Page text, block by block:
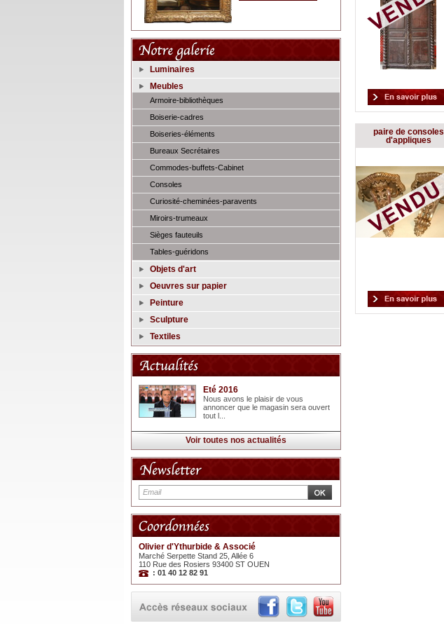
Luminaires
Meubles
Armoire-bibliothèques
Boiserie-cadres
Boiseries-éléments
Bureaux Secrétaires
Commodes-buffets-Cabinet
Consoles
Curiosité-cheminées-paravents
Miroirs-trumeaux
Sièges fauteuils
Tables-guéridons
Objets d'art
Oeuvres sur papier
Peinture
Sculpture
Textiles
Eté 2016
Nous avons le plaisir de vous
annoncer que le magasin sera ouvert
tout l...
Voir toutes nos actualités
Olivier d'Ythurbide & Associé
Marché Serpette Stand 25, Allée 6
110 Rue des Rosiers 93400 ST OUEN
: 01 40 12 82 91
paire de consoles
d'appliques